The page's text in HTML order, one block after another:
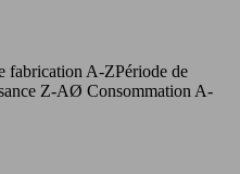
fabrication A-ZPériode de
Z-AØ Consommation A-